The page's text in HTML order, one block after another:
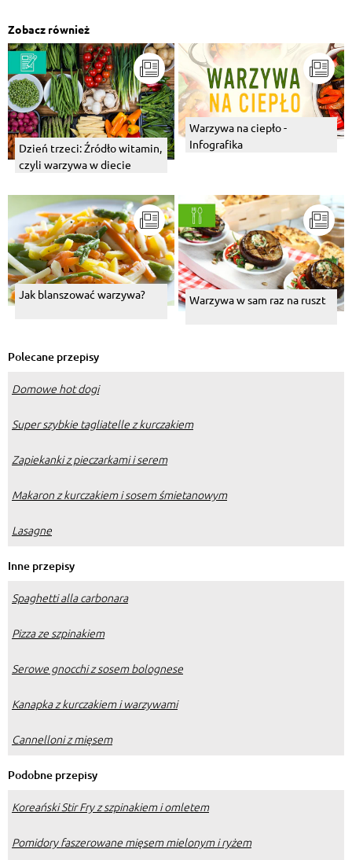
Zobacz również
Dzień trzeci: Źródło witamin,
czyli warzywa w diecie
Warzywa na ciepło -
Infografika
Jak blanszować warzywa? Warzywa w sam raz na ruszt
Polecane przepisy
Domowe hot dogi
Super szybkie tagliatelle z kurczakiem
Zapiekanki z pieczarkami i serem
Makaron z kurczakiem i sosem śmietanowym
Lasagne
Inne przepisy
Spaghetti alla carbonara
Pizza ze szpinakiem
Serowe gnocchi z sosem bolognese
Kanapka z kurczakiem i warzywami
Cannelloni z mięsem
Podobne przepisy
Koreański Stir Fry z szpinakiem i omletem
Pomidory faszerowane mięsem mielonym i ryżem